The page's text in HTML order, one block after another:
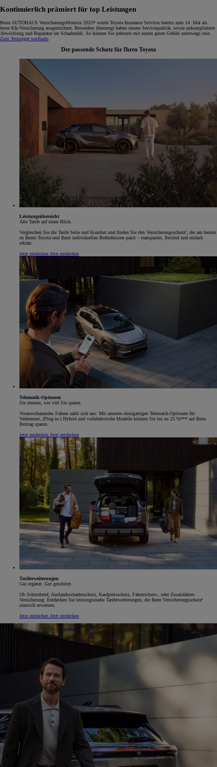
Kontinuierlich prämiert für top Leistungen
Beim AUTOHAUS VersicherungsMonitor 2025* wurde Toyota Insurance Services bereits zum 14. Mal als
beste Kfz-Versicherung ausgezeichnet. Besonders überzeugt haben unsere Servicequalität, sowie unkomplizierte
Abwicklung und Reparatur im Schadenfall. So können Sie jederzeit mit einem guten Gefühl unterwegs sein.
Zum Testsieger wechseln
Der passende Schutz für Ihren Toyota
Leistungsübersicht
Alle Tarife auf einen Blick.
Vergleichen Sie die Tarife Serie und Komfort und finden Sie den Versicherungsschutz¹, der am besten
zu Ihrem Toyota und Ihren individuellen Bedürfnissen passt – transparent, flexibel und einfach
erklärt.
Jetzt entdecken Jetzt entdecken
Telematik-Optionen
Sie steuern, wie viel Sie sparen.
Vorausschauendes Fahren zahlt sich aus: Mit unseren einzigartigen Telematik-Optionen für
Verbrenner, (Plug-in-) Hybrid und vollelektrische Modelle können Sie bis zu 25 %*** auf Ihren
Beitrag sparen.
Jetzt entdecken Jetzt entdecken
Tariferweiterungen
Gut ergänzt. Gut geschützt.
Ob Schutzbrief, Auslandsschadenschutz, Kaufpreisschutz, Fahrerschutz-, oder Zusatzfahrer-
Versicherung: Entdecken Sie leistungsstarke Tariferweiterungen, die Ihren Versicherungsschutz¹
sinnvoll erweitern.
Jetzt entdecken Jetzt entdecken